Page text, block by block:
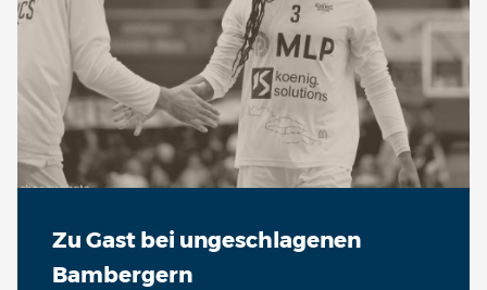
Zu Gast bei ungeschlagenen
Bambergern